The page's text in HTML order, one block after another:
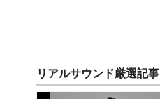
リアルサウンド厳選記事